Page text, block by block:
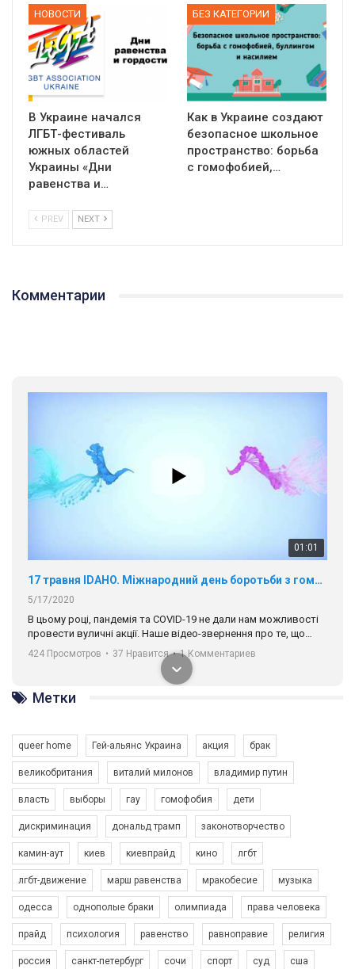
НОВОСТИ
В Украине начался
ЛГБТ-фестиваль
южных областей
Украины «Дни
равенства и…
БЕЗ КАТЕГОРИИ
Как в Украине создают
безопасное школьное
пространство: борьба
с гомофобией,…
PREV NEXT
Комментарии
01:01
17 травня IDAHO. Міжнародний день боротьби з гомофобією трансфобією і біфобія.
5/17/2020
В цьому році, пандемія та COVІD-19 не дали нам можливості
провести вуличні акції. Наше відео-звернення про те, що
навіть коли ми у різних містах та не можемо зустрінеться, ми
разом. Ми закликаємо всіх хто поділяє цінності рівності та
солідарності, приєднатися до нас. Регіональні підрозділи
ГАУ є в 16 областях України.
Разом наш голос лунає гучніше!
424 Просмотров • 37 Нравится • 1 Комментариев
Зупинимо насильство проти ЛГБТ в Україні! Stop violence against LGBT in Ukraine!
6/30/2017
Емоційний та вражаючий промо-ролік на конкурс PACT, який
представляє програму "Гей-альянс Україна" з протидії
насильству проти ЛГБТ в Україні.
1.9K Просмотров • 226 Нравится • 5 Комментариев
Метки
queer home Гей-альянс Украина акция брак
великобритания виталий милонов владимир путин
власть выборы гау гомофобия дети
дискриминация дональд трамп законотворчество
камин-аут киев киевпрайд кино лгбт
лгбт-движение марш равенства мракобесие музыка
одесса однополые браки олимпиада права человека
прайд психология равенство равноправие религия
россия санкт-петербург сочи спорт суд сша